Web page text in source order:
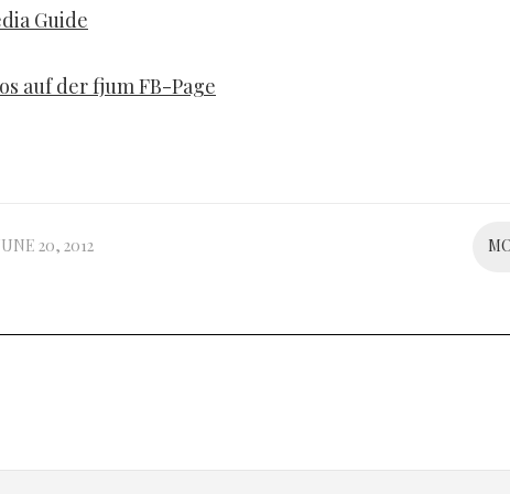
Guide
auf der fjum FB-Page
20, 2012